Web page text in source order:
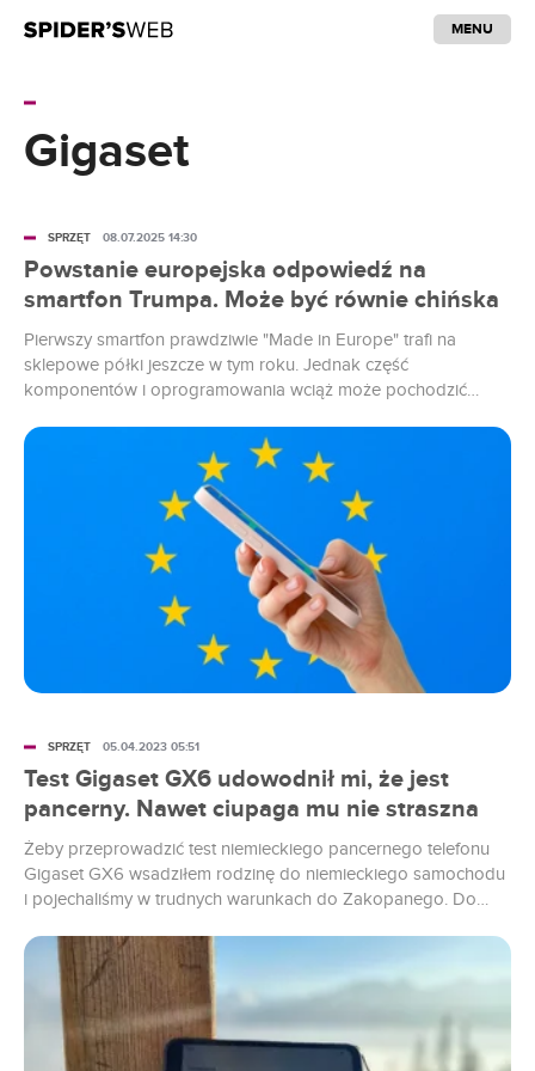
MENU
Gigaset
Powstanie europejska odpowiedź na
smartfon Trumpa. Może być równie chińska
Pierwszy smartfon prawdziwie "Made in Europe" trafi na
sklepowe półki jeszcze w tym roku. Jednak część
komponentów i oprogramowania wciąż może pochodzić
idei "Made in America". Ta ma nie kończyć się na
podstawowych dobrach konsumpcyjnych, ale wykraczać
daleko poza gospodarstwa domowe i sięgać aż do Doliny
Krzemowej. Symbolem...
SPRZĘT 08.07.2025 14:30
Test Gigaset GX6 udowodnił mi, że jest
pancerny. Nawet ciupaga mu nie straszna
Żeby przeprowadzić test niemieckiego pancernego telefonu
Gigaset GX6 wsadziłem rodzinę do niemieckiego samochodu
i pojechaliśmy w trudnych warunkach do Zakopanego. Do
ale za pomocą ciupag szybko wybili mi ten pomysł z głowy.
SPRZĘT 05.04.2023 05:51